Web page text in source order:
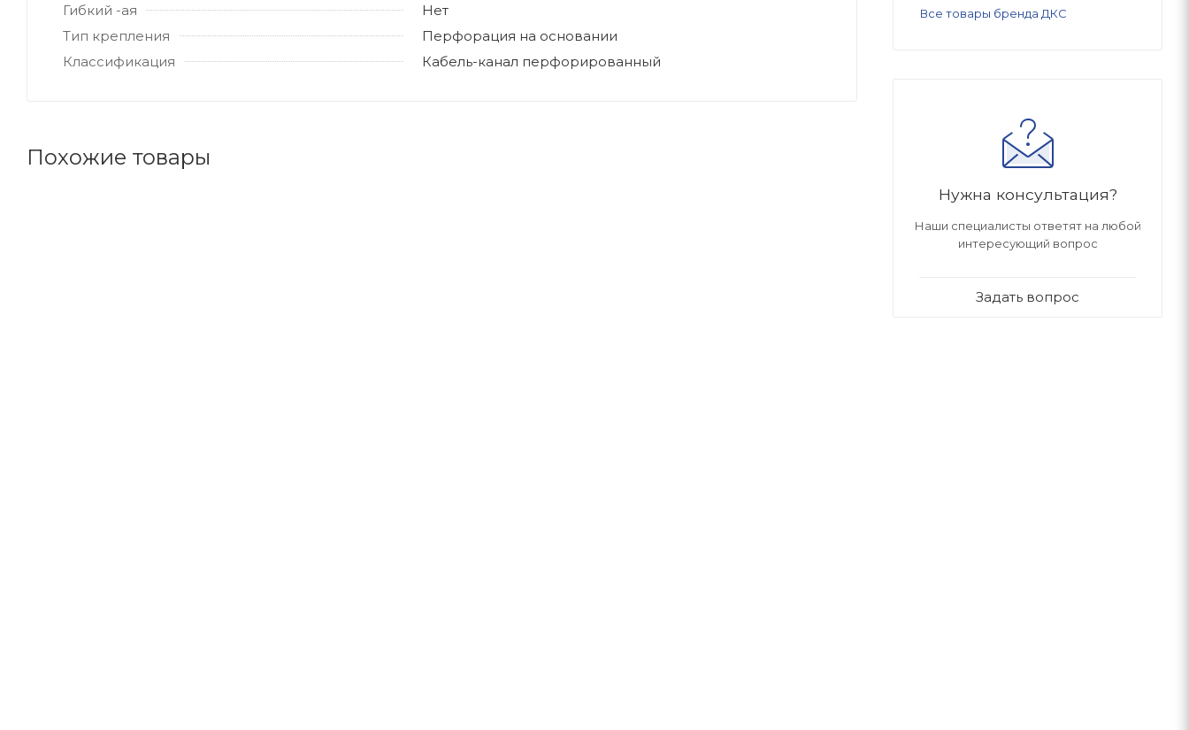
Гибкий -ая
Нет
Тип крепления
Перфорация на основании
Классификация
Кабель-канал перфорированный
Похожие товары
Все товары бренда ДКС
Нужна консультация?
Наши специалисты ответят на любой
интересующий вопрос
Задать вопрос